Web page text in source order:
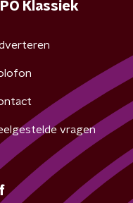
Klassiek
vragen